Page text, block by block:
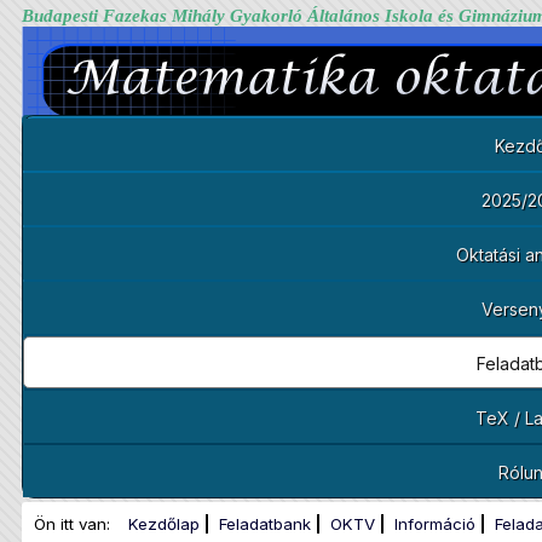
Budapesti Fazekas Mihály Gyakorló Általános Iskola és
2025/
Oktatási
TeX /
Ön itt van: Kezdőlap Feladatbank OKTV Információ